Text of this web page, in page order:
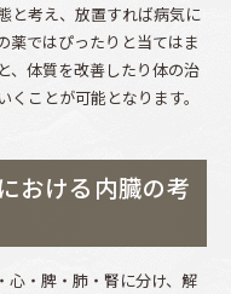
と考え、放置すれば病気に
薬ではぴったりと当てはま
、体質を改善したり体の治
ことが可能となります。
おける内臓の考
心・脾・肺・腎に分け、解